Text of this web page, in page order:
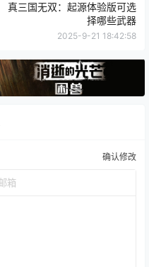
真三国无双：起源体验版可选
择哪些武器
2025-9-21 18:42:58
确认修改